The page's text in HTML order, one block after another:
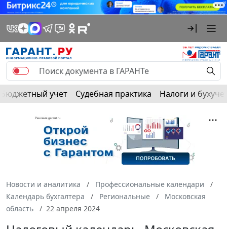
Бюджетный учет Судебная практика Налоги и
Новости и аналитика
Профессиональные календари
Календарь бухгалтера
Региональные
Московская
область
22 апреля 2024